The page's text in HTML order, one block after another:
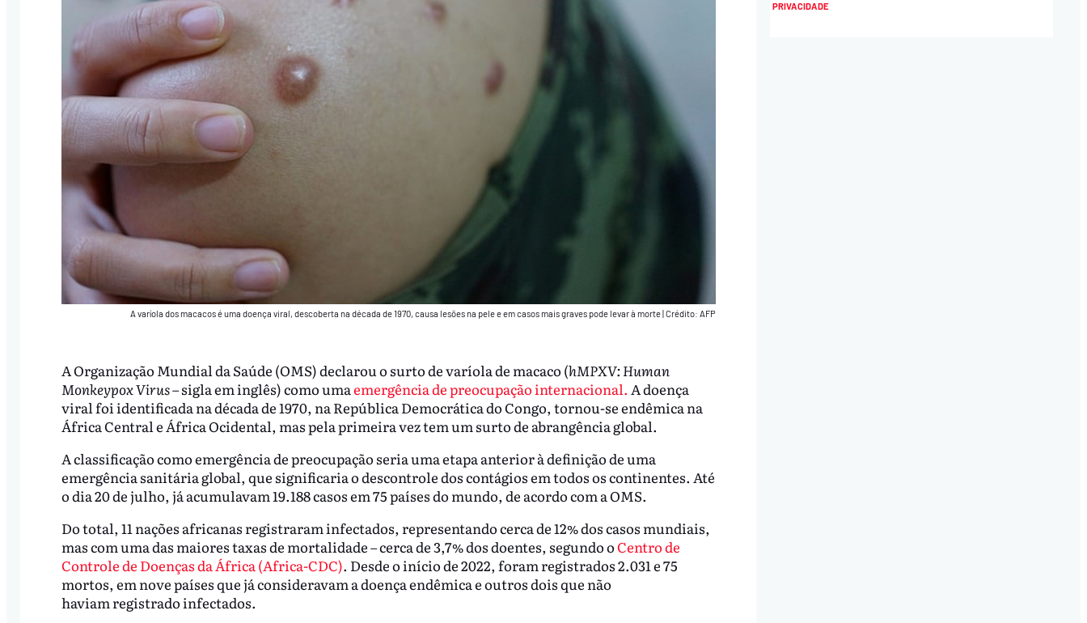
A varíola dos macacos é uma doença viral, descoberta na década de 1970, causa lesões na pele e em casos mais graves pode levar à morte|Crédito: AFP
A Organização Mundial da Saúde (OMS) declarou o surto de varíola de macaco (hMPXV: Human
Monkeypox Virus– sigla em inglês) como umaemergência de preocupação internacional. A doença
viral foi identificada na década de 1970, na República Democrática do Congo, tornou-se endêmica na
África Central e África Ocidental, mas pela primeira vez tem um surto de abrangência global.
A classificação como emergência de preocupação seria uma etapa anterior à definição de uma
emergência sanitária global, que significaria o descontrole dos contágios em todos os continentes. Até
o dia 20 de julho, já acumulavam 19.188 casos em 75 países do mundo, de acordo com a OMS.
Do total, 11 nações africanas registraram infectados, representando cerca de 12% dos casos mundiais,
mas com uma das maiores taxas de mortalidade – cerca de 3,7% dos doentes, segundo oCentro de
Controle de Doenças da África (Africa-CDC). Desde o início de 2022, foram registrados 2.031 e 75
mortos, em nove países que já consideravam a doença endêmica e outros dois que não
haviam registrado infectados.
PRIVACIDADE